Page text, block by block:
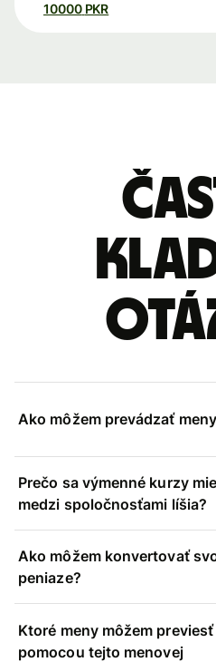
10000 PKR
Ako môžem prevádzať
Prečo sa výmenné kurzy
medzi spoločnosťami líšia?
Ako môžem konvertovať
peniaze?
Ktoré meny môžem previesť
pomocou tejto menovej